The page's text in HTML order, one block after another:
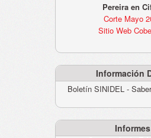
Pereira en
Corte Mayo
Sitio Web
Información
Boletín SINIDEL -
Informes